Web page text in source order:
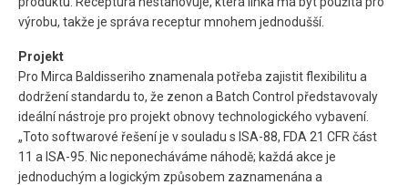
výrobu, takže je správa receptur mnohem jednodušší.
Projekt
Pro Mirca Baldisseriho znamenala potřeba zajistit flexibilitu a
dodržení standardu to, že zenon a Batch Control představovaly
ideální nástroje pro projekt obnovy technologického vybavení.
„Toto softwarové řešení je v souladu s ISA-88, FDA 21 CFR část
11 a ISA-95. Nic neponecháváme náhodě; každá akce je
jednoduchým a logickým způsobem zaznamenána a